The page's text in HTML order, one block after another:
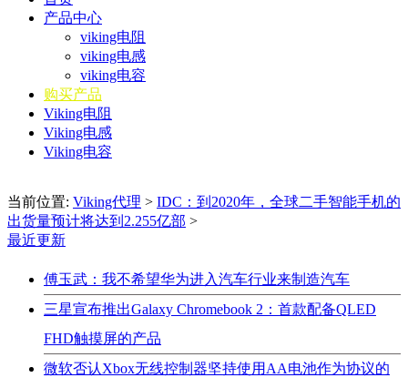
产品中心
viking电阻
viking电感
viking电容
购买产品
Viking电阻
Viking电感
Viking电容
当前位置: Viking代理 > IDC：到2020年，全球二手智能手机的
出货量预计将达到2.255亿部 >
最近更新
傅玉武：我不希望华为进入汽车行业来制造汽车
三星宣布推出Galaxy Chromebook 2：首款配备QLED
FHD触摸屏的产品
微软否认Xbox无线控制器坚持使用AA电池作为协议的